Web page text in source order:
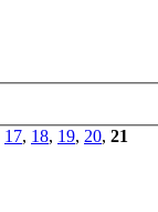
17, 18, 19, 20, 21